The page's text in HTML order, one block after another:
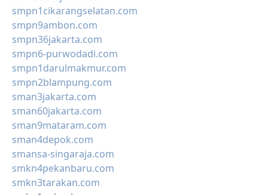
smpn1cikarangselatan.com
smpn9ambon.com
smpn36jakarta.com
smpn6-purwodadi.com
smpn1darulmakmur.com
smpn2blampung.com
sman3jakarta.com
sman60jakarta.com
sman9mataram.com
sman4depok.com
smansa-singaraja.com
smkn4pekanbaru.com
smkn3tarakan.com